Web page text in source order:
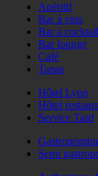
Apéritif
Bar à vins
Bar à
Bar lounge
Café
Tapas
Hôtel Lyon
Hôtel
Service Tard
Semi